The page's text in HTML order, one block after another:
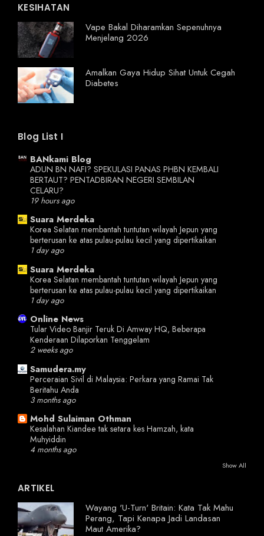
KESIHATAN
Vape Bakal Diharamkan Sepenuhnya
Menjelang 2026
Amalkan Gaya Hidup Sihat Untuk Cegah
Diabetes
Blog List I
BANkami Blog
ADUN BN NAFI? SPEKULASI PANAS PHBN KEMBALI
BERTAUT? PENTADBIRAN NEGERI SEMBILAN
CELARU?
19 hours ago
Suara Merdeka
Korea Selatan membantah tuntutan wilayah Jepun yang
berterusan ke atas pulau-pulau kecil yang dipertikaikan
1 day ago
Suara Merdeka
Korea Selatan membantah tuntutan wilayah Jepun yang
berterusan ke atas pulau-pulau kecil yang dipertikaikan
1 day ago
Online News
Tular Video Banjir Teruk Di Amway HQ, Beberapa
Kenderaan Dilaporkan Tenggelam
2 weeks ago
Samudera.my
Perceraian Sivil di Malaysia: Perkara yang Ramai Tak
Beritahu Anda
3 months ago
Mohd Sulaiman Othman
Kesalahan Kiandee tak setara kes Hamzah, kata
Muhyiddin
4 months ago
Show All
ARTIKEL
Wayang 'U-Turn' Britain: Kata Tak Mahu
Perang, Tapi Kenapa Jadi Landasan
Maut Amerika?